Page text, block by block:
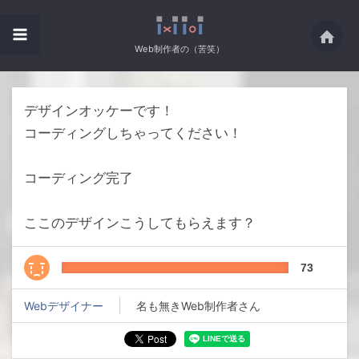
Web制作者の（苦笑）
デザインオッケーです！
コーディングしちゃってください！
コーディング完了
ここのデザインこうしてもらえます？
73
Webデザイナー 名も無きWeb制作者さん